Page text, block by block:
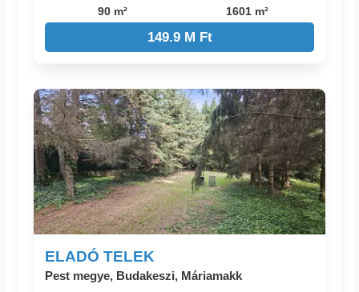
90 m² 1601 m²
149.9 M Ft
ELADÓ TELEK
Pest megye, Budakeszi, Máriamakk